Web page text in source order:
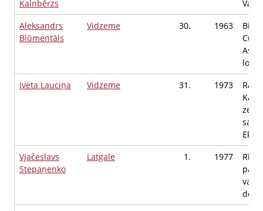
Kalnbērzs
Aleksandrs
Blūmentāls
Vidzeme 30. 1963
Iveta Lauciņa
Vidzeme 31. 1973
Vjačeslavs
Stepaņenko
Latgale 1. 1977